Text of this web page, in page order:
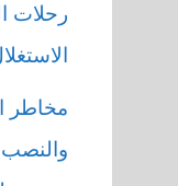
مخاطر